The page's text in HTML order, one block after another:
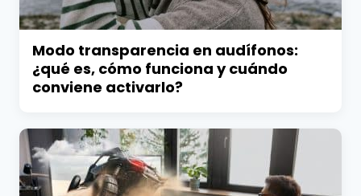
Modo transparencia en audífonos:
¿qué es, cómo funciona y cuándo
conviene activarlo?